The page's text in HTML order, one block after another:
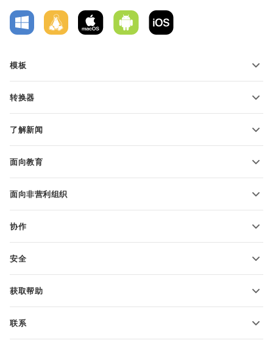
模板
文本文档模板
转换器
转换电子表格
了解新闻
面向教育
适用于教育人士
面向非营利组织
申请免费帐户
协作
翻译人员
安全
获取帮助
帮助中心
联系